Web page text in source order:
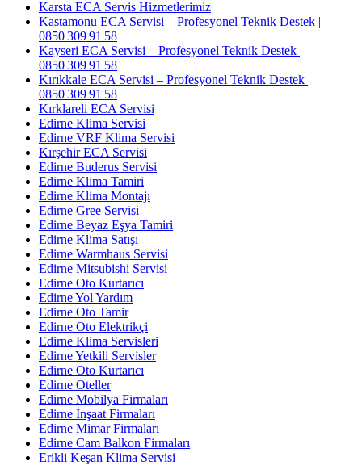
Karsta ECA Servis Hizmetlerimiz
Kastamonu ECA Servisi – Profesyonel Teknik Destek |
0850 309 91 58
Kayseri ECA Servisi – Profesyonel Teknik Destek |
0850 309 91 58
Kırıkkale ECA Servisi – Profesyonel Teknik Destek |
0850 309 91 58
Kırklareli ECA Servisi
Edirne Klima Servisi
Edirne VRF Klima Servisi
Kırşehir ECA Servisi
Edirne Buderus Servisi
Edirne Klima Tamiri
Edirne Klima Montajı
Edirne Gree Servisi
Edirne Beyaz Eşya Tamiri
Edirne Klima Satışı
Edirne Warmhaus Servisi
Edirne Mitsubishi Servisi
Edirne Oto Kurtarıcı
Edirne Yol Yardım
Edirne Oto Tamir
Edirne Oto Elektrikçi
Edirne Klima Servisleri
Edirne Yetkili Servisler
Edirne Oto Kurtarıcı
Edirne Oteller
Edirne Mobilya Firmaları
Edirne İnşaat Firmaları
Edirne Mimar Firmaları
Edirne Cam Balkon Firmaları
Erikli Keşan Klima Servisi